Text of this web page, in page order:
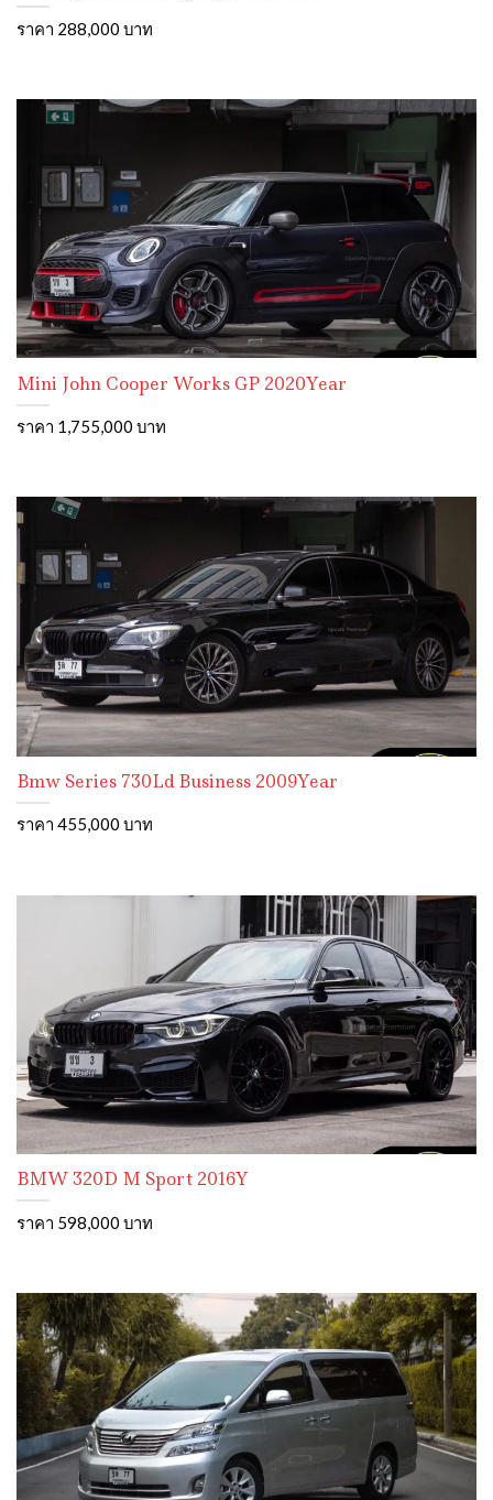
ราคา 288,000 บาท
Mini John Cooper Works GP 2020Year
ราคา 1,755,000 บาท
Bmw Series 730Ld Business 2009Year
ราคา 455,000 บาท
BMW 320D M Sport 2016Y
ราคา 598,000 บาท